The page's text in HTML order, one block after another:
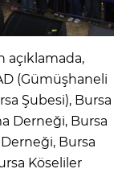
açıklamada,
(Gümüşhaneli
Şubesi), Bursa
Derneği, Bursa
Bursa
Köseliler